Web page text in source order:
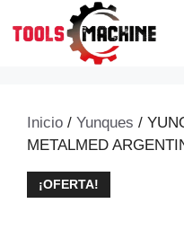
Inicio / Yunques /
METALMED
¡OFERTA!